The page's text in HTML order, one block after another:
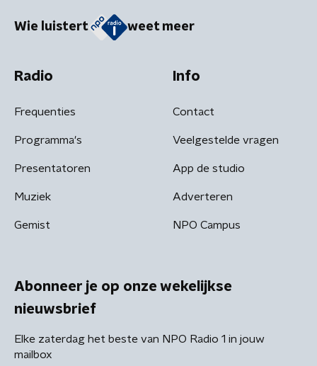
Wie luistert weet meer
Radio
Frequenties
Programma's
Presentatoren
Muziek
Gemist
Info
Contact
Veelgestelde vragen
App de studio
Adverteren
NPO Campus
Abonneer je op onze wekelijkse
nieuwsbrief
Elke zaterdag het beste van NPO Radio 1 in jouw
mailbox